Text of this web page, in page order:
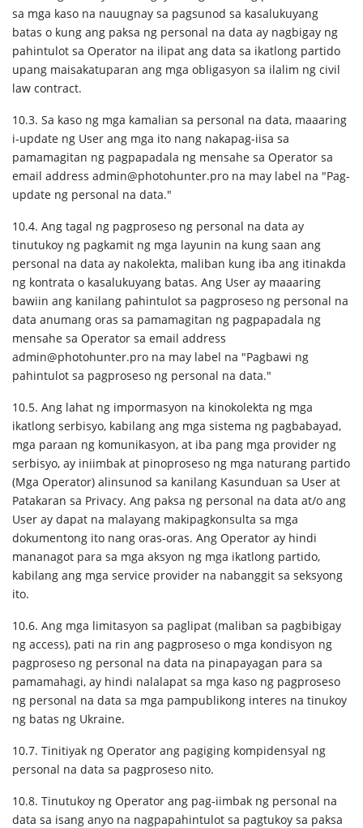
sa mga kaso na nauugnay sa pagsunod sa kasalukuyang
batas o kung ang paksa ng personal na data ay nagbigay ng
pahintulot sa Operator na ilipat ang data sa ikatlong partido
upang maisakatuparan ang mga obligasyon sa ilalim ng civil
law contract.
10.3. Sa kaso ng mga kamalian sa personal na data, maaaring
i-update ng User ang mga ito nang nakapag-iisa sa
pamamagitan ng pagpapadala ng mensahe sa Operator sa
email address admin@photohunter.pro na may label na "Pag-
update ng personal na data."
10.4. Ang tagal ng pagproseso ng personal na data ay
tinutukoy ng pagkamit ng mga layunin na kung saan ang
personal na data ay nakolekta, maliban kung iba ang itinakda
ng kontrata o kasalukuyang batas. Ang User ay maaaring
bawiin ang kanilang pahintulot sa pagproseso ng personal na
data anumang oras sa pamamagitan ng pagpapadala ng
mensahe sa Operator sa email address
admin@photohunter.pro na may label na "Pagbawi ng
pahintulot sa pagproseso ng personal na data."
10.5. Ang lahat ng impormasyon na kinokolekta ng mga
ikatlong serbisyo, kabilang ang mga sistema ng pagbabayad,
mga paraan ng komunikasyon, at iba pang mga provider ng
serbisyo, ay iniimbak at pinoproseso ng mga naturang partido
(Mga Operator) alinsunod sa kanilang Kasunduan sa User at
Patakaran sa Privacy. Ang paksa ng personal na data at/o ang
User ay dapat na malayang makipagkonsulta sa mga
dokumentong ito nang oras-oras. Ang Operator ay hindi
mananagot para sa mga aksyon ng mga ikatlong partido,
kabilang ang mga service provider na nabanggit sa seksyong
ito.
10.6. Ang mga limitasyon sa paglipat (maliban sa pagbibigay
ng access), pati na rin ang pagproseso o mga kondisyon ng
pagproseso ng personal na data na pinapayagan para sa
pamamahagi, ay hindi nalalapat sa mga kaso ng pagproseso
ng personal na data sa mga pampublikong interes na tinukoy
ng batas ng Ukraine.
10.7. Tinitiyak ng Operator ang pagiging kompidensyal ng
personal na data sa pagproseso nito.
10.8. Tinutukoy ng Operator ang pag-iimbak ng personal na
data sa isang anyo na nagpapahintulot sa pagtukoy sa paksa